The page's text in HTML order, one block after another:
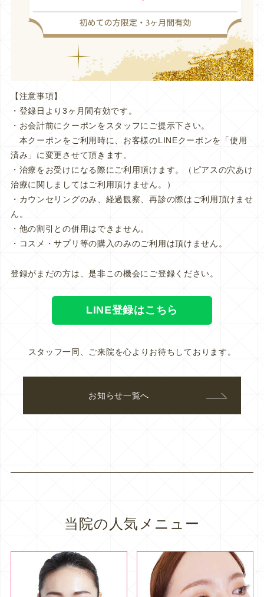
【注意事項】
・登録日より3ヶ月間有効です。
・お会計前にクーポンをスタッフにご提示下さい。
本クーポンをご利用時に、お客様のLINEクーポンを「使用
済み」に変更させて頂きます。
・治療をお受けになる際にご利用頂けます。（ピアスの穴あけ
治療に関しましてはご利用頂けません。）
・カウンセリングのみ、経過観察、再診の際はご利用頂けませ
ん。
・他の割引との併用はできません。
・コスメ・サプリ等の購入のみのご利用は頂けません。
登録がまだの方は、是非この機会にご登録ください。
LINE登録はこちら
スタッフ一同、ご来院を心よりお待ちしております。
お知らせ一覧へ
当院の人気メニュー